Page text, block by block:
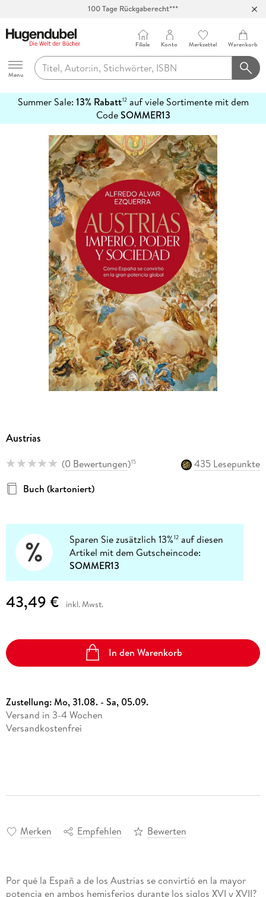
100 Tage Rückgaberecht***
Hugendubel
Menu
Filiale Konto Merkzettel Warenkorb
Summer Sale: 13% Rabatt12auf viele Sortimente mit dem
CodeSOMMER13
erfahren
Austrias
(0 Bewertungen)15
435 Lesepunkte
Buch (kartoniert)
Sparen Sie zusätzlich 13%12 auf diesen
Artikel mit dem Gutscheincode:
SOMMER13
43,49 € inkl. Mwst.
In den Warenkorb
Zustellung:Mo, 31.08. - Sa, 05.09.
Versand in 3-4 Wochen
Versandkostenfrei
Merken Empfehlen Bewerten
Por qué la Españ a de los Austrias se convirtió en la mayor
potencia en ambos hemisferios durante los siglos XVI y XVII?